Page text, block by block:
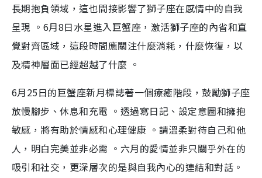
長期抱負領域，這也間接影響了獅子座在感情中的自我
呈現 。6月8日水星進入巨蟹座，激活獅子座的內省和直
覺對齊區域，這段時間應關注什麼消耗，什麼恢復，以
及精神層面已經超越了什麼 。
6月25日的巨蟹座新月標誌著一個療癒階段，鼓勵獅子座
放慢腳步、休息和充電 。透過寫日記、設定意圖和擁抱
敏感，將有助於情感和心理健康 。請溫柔對待自己和他
人，明白完美並非必需 。六月的愛情並非只關乎外在的
吸引和社交，更深層次的是與自我內心的連結和對話。